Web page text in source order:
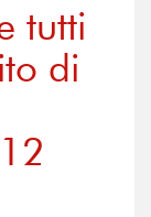
tutti
di